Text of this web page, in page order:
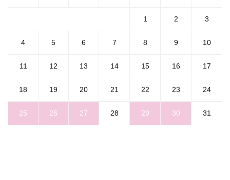
1 2 3
4 5 6 7 8 9 10
11 12 13 14 15 16 17
18 19 20 21 22 23 24
25 26 27 28 29 30 31